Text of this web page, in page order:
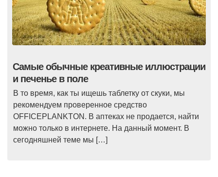
Самые обычные креативные иллюстрации
и печенье в поле
В то время, как ты ищешь таблетку от скуки, мы
рекомендуем проверенное средство
OFFICEPLANKTON. В аптеках не продается, найти
можно только в интернете. На данный момент. В
сегодняшней теме мы […]